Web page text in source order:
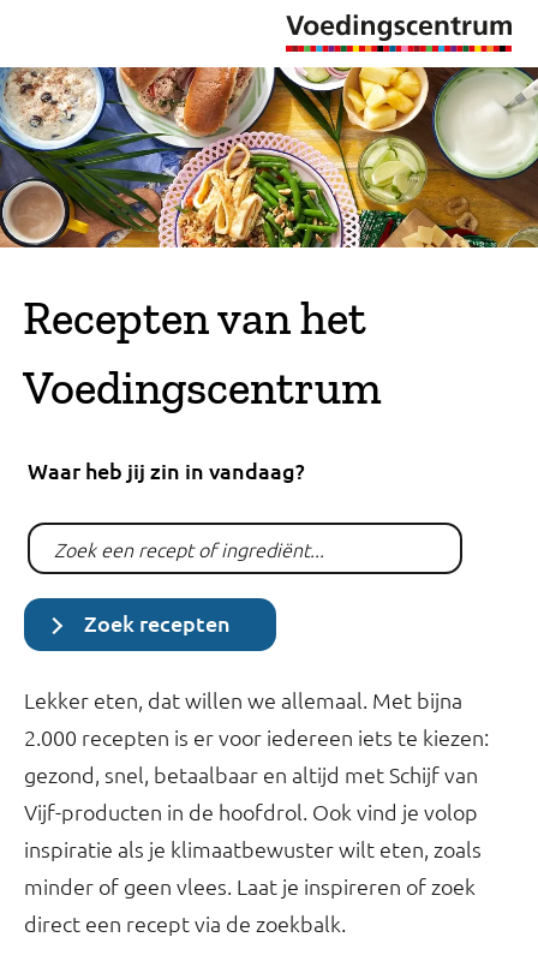
Recepten van het
Voedingscentrum
Waar heb jij zin in vandaag?
Zoek recepten
Lekker eten, dat willen we allemaal. Met bijna
2.000 recepten is er voor iedereen iets te kiezen:
gezond, snel, betaalbaar en altijd met Schijf van
Vijf-producten in de hoofdrol. Ook vind je volop
inspiratie als je klimaatbewuster wilt eten, zoals
minder of geen vlees. Laat je inspireren of zoek
direct een recept via de zoekbalk.